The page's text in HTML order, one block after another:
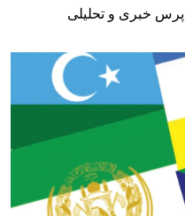
پرس خبری و تحلیلی